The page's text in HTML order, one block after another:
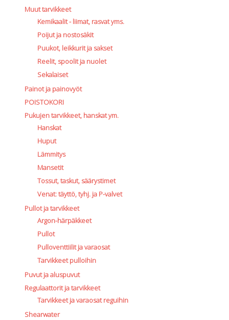
Muut tarvikkeet
Kemikaalit - liimat, rasvat yms.
Poijut ja nostosäkit
Puukot, leikkurit ja sakset
Reelit, spoolit ja nuolet
Sekalaiset
Painot ja painovyöt
POISTOKORI
Pukujen tarvikkeet, hanskat ym.
Hanskat
Huput
Lämmitys
Mansetit
Tossut, taskut, säärystimet
Venat: täyttö, tyhj. ja P-valvet
Pullot ja tarvikkeet
Argon-härpäkkeet
Pullot
Pulloventtiilit ja varaosat
Tarvikkeet pulloihin
Puvut ja aluspuvut
Regulaattorit ja tarvikkeet
Tarvikkeet ja varaosat reguihin
Shearwater